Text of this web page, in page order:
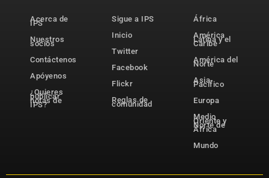
Acerca de
IPS
Nuestros
socios
Contáctenos
Apóyenos
¿Quieres
publicar
notas de
IPS?
Sigue a IPS
Inicio
Twitter
Facebook
Flickr
Reglas de
comunidad
África
América
Latina y el
Caribe
América del
Norte
Asia-
Pacífico
Europa
Medio
Oriente y
Norte de
África
Mundo